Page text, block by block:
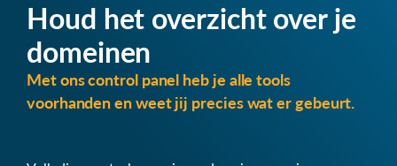
Houd het overzicht over je
domeinen
Met ons control panel heb je alle tools
voorhanden en weet jij precies wat er gebeurt.